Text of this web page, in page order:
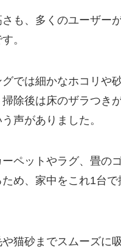
も、多くのユーザー
。
では細かなホコリや
除後は床のザラつき
声がありました。
ペットやラグ、畳の
め、家中をこれ1台で
猫砂までスムーズに